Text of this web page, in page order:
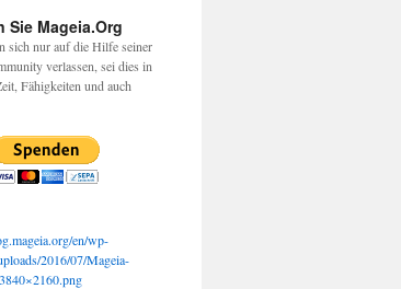
Sie Mageia.Org
sich nur auf die Hilfe seiner
verlassen, sei dies in
Fähigkeiten und auch
en/wp-
2016/07/Mageia-